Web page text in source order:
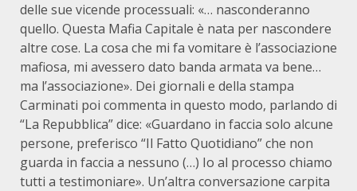
delle sue vicende processuali: «… nasconderanno
quello. Questa Mafia Capitale è nata per nascondere
altre cose. La cosa che mi fa vomitare è l’associazione
mafiosa, mi avessero dato banda armata va bene…
ma l’associazione». Dei giornali e della stampa
Carminati poi commenta in questo modo, parlando di
“La Repubblica” dice: «Guardano in faccia solo alcune
persone, preferisco “Il Fatto Quotidiano” che non
guarda in faccia a nessuno (…) Io al processo chiamo
tutti a testimoniare». Un’altra conversazione carpita